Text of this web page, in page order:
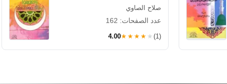
صلاح الصاوي
عدد الصفحات: 162
4.00★★★★★ (1)